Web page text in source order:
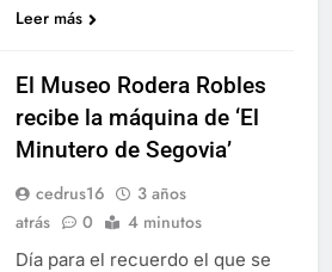
Leer más
El Museo Rodera Robles
recibe la máquina de ‘El
Minutero de Segovia’
cedrus16
3 años
atrás
0 4 minutos
Día para el recuerdo el que se